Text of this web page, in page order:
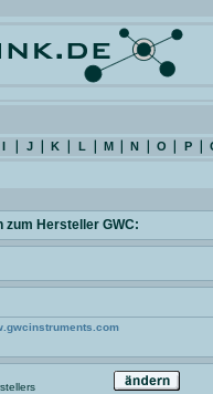
I J K L M N O P
zum Hersteller GWC: